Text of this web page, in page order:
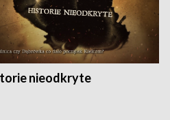
nieodkryte